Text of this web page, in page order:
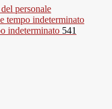
personale
tempo indeterminato
indeterminato 541